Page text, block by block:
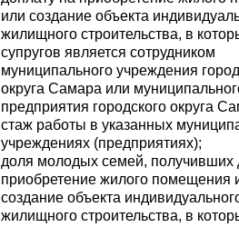
или создание объекта
жилищного строительства, в
супругов является сотрудником
муниципального учреждения
округа Самара или
предприятия городского округа
стаж работы в указанных
учреждениях (предприятиях);
доля молодых семей, получивших
приобретение жилого помещения
создание объекта
жилищного строительства, в